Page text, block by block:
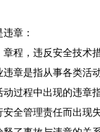
章：
程，违反安全技术
章是指从事各类活
过程中出现的违章
全管理责任而出现